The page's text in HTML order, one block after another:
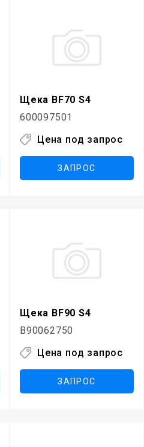
Щека BF70 S4
600097501
Цена под запрос
ЗАПРОС
Щека BF90 S4
B90062750
Цена под запрос
ЗАПРОС